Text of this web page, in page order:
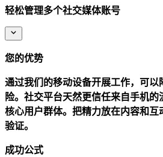
轻松管理多个社交媒体账号
您的优势
通过我们的移动设备开展工作，可以
险。社交平台天然更信任来自手机
核心用户群体。把精力放在内容和互
验证。
成功公式